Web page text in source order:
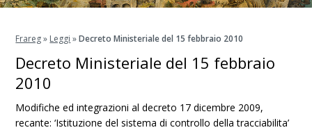
Frareg» Leggi »Decreto Ministeriale del 15 febbraio 2010
Decreto Ministeriale del 15 febbraio
2010
Modifiche ed integrazioni al decreto 17 dicembre 2009,
recante: ‘Istituzione del sistema di controllo della tracciabilita’